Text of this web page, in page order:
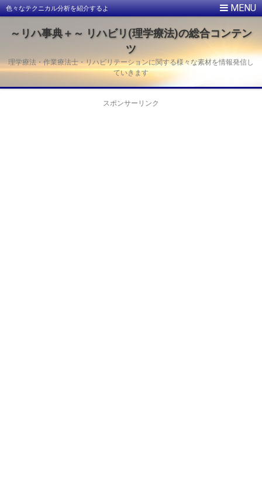
色々なテクニカル分析を紹介するよ
～リハ事典＋～ リハビリ(理学療法)の総合コンテン
ツ
理学療法・作業療法士・リハビリテーションに関する様々な素材を情報発信し
ていきます
スポンサーリンク